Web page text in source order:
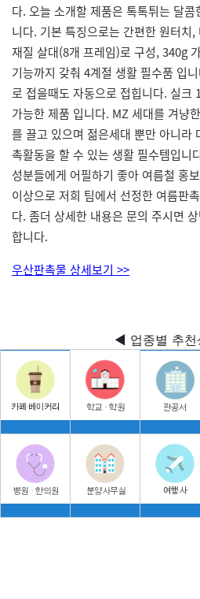
다. 오늘 소개할 제품은 톡톡튀는 달
니다. 기본 특징으로는 간편한 원터치
재질 살대(8개 프레임)로 구성, 340g
기능까지 갖춰 4계절 생활 필수품 입
로 접을때도 자동으로 접힙니다. 실크
가능한 제품 입니다. MZ 세대를 겨냥
를 끌고 있으며 젊은세대 뿐만 아니라
촉활동을 할 수 있는 생활 필수템입니
성분들에게 어필하기 좋아 여름철 홍
이상으로 저희 팀에서 선정한 여름판
다. 좀더 상세한 내용은 문의 주시면
합니다.
우산판촉물 상세보기 >>
◀ 업종별 추